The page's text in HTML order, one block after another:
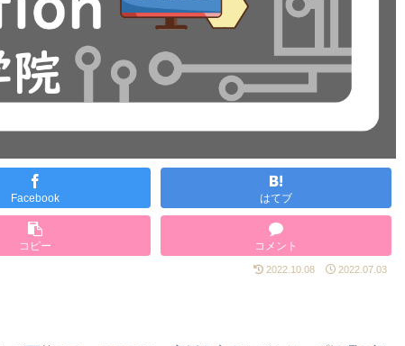
Facebook はてブ
コピー コメント
2022.10.08 2022.07.03